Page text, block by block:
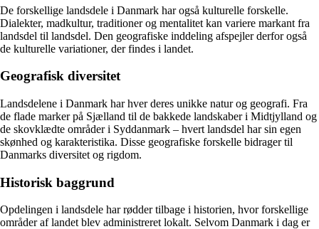
De forskellige landsdele i Danmark har også kulturelle forskelle.
Dialekter, madkultur, traditioner og mentalitet kan variere markant fra
landsdel til landsdel. Den geografiske inddeling afspejler derfor også
de kulturelle variationer, der findes i landet.
Geografisk diversitet
Landsdelene i Danmark har hver deres unikke natur og geografi. Fra
de flade marker på Sjælland til de bakkede landskaber i Midtjylland og
de skovklædte områder i Syddanmark – hvert landsdel har sin egen
skønhed og karakteristika. Disse geografiske forskelle bidrager til
Danmarks diversitet og rigdom.
Historisk baggrund
Opdelingen i landsdele har rødder tilbage i historien, hvor forskellige
områder af landet blev administreret lokalt. Selvom Danmark i dag er